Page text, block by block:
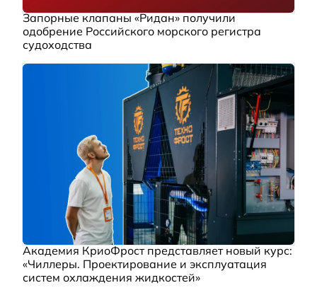
Запорные клапаны «Ридан» получили
одобрение Российского морского регистра
судоходства
Академия КриоФрост представляет новый курс:
«Чиллеры. Проектирование и эксплуатация
систем охлаждения жидкостей»